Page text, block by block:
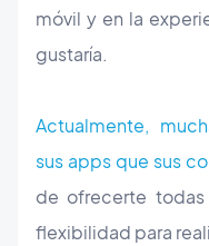
móvil y en la
gustaría.
Actualmente,
sus apps que sus
de ofrecerte
flexibilidad para